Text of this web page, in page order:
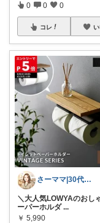
0 0 0
コレ
さーママ|30代小2女児ママ🎀
＼大人気LOWYAのおし
ーパーホルダ ...
￥ 5,990